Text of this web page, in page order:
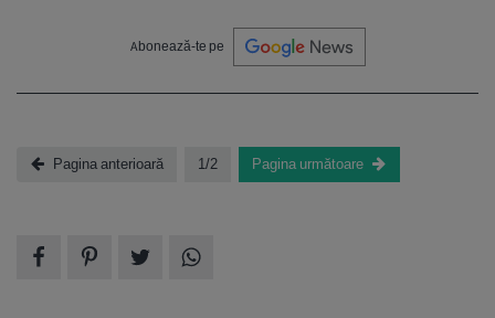
Abonează-te pe
Pagina anterioară 1/2 Pagina următoare